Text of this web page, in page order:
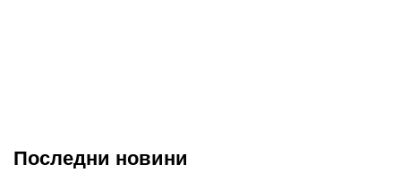
Последни новини